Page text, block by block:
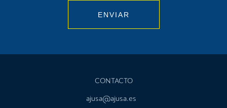
ENVIAR
CONTACTO
ajusa@ajusa.es